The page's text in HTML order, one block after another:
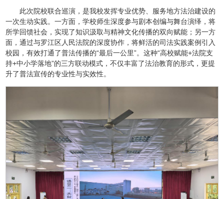
此次院校联合巡演，是我校发挥专业优势、服务地方法治建设的
一次生动实践。一方面，学校师生深度参与剧本创编与舞台演绎，将
所学回馈社会，实现了知识汲取与精神文化传播的双向赋能；另一方
面，通过与罗江区人民法院的深度协作，将鲜活的司法实践案例引入
校园，有效打通了普法传播的“最后一公里”。这种“高校赋能+法院支
持+中小学落地”的三方联动模式，不仅丰富了法治教育的形式，更提
升了普法宣传的专业性与实效性。